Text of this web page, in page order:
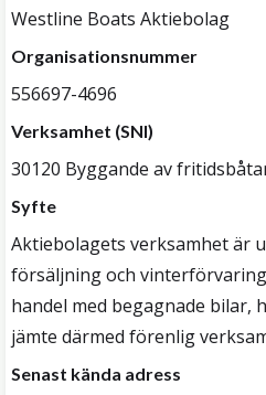
Westline Boats Aktiebolag
Organisationsnummer
556697-4696
Verksamhet (SNI)
30120 Byggande av
Syfte
Aktiebolagets verksamhet är
försäljning och
handel med begagnade bilar,
jämte därmed förenlig
Senast kända adress